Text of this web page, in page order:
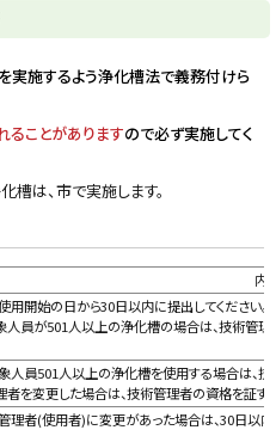
実施するよう浄化槽法で義務付けら
ことがありますので必ず実施してく
は、市で実施します。
内
開始の日から30日以内に提出してください。
員が501人以上の浄化槽の場合は、技術管理
員501人以上の浄化槽を使用する場合は、技
を変更した場合は、技術管理者の資格を証す
者(使用者)に変更があった場合は、30日以内